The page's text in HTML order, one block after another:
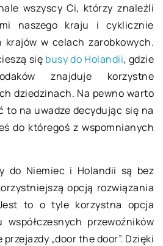
wszyscy Ci, którzy znaleźli
naszego kraju i cyklicznie
krajów w celach zarobkowych.
się busy do Holandii, gdzie
znajduje korzystne
dziedzinach. Na pewno warto
to na uwadze decydując się na
do któregoś z wspomnianych
do Niemiec i Holandii są bez
opcją rozwiązania
to o tyle korzystna opcja
przewoźników
„door the door”. Dzięki